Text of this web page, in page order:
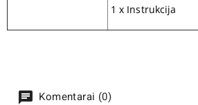
1 x Instrukcija
Komentarai (0)